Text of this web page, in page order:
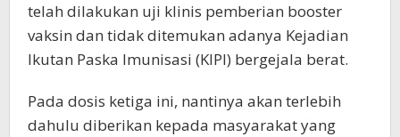
telah dilakukan uji klinis pemberian booster
vaksin dan tidak ditemukan adanya Kejadian
Ikutan Paska Imunisasi (KIPI) bergejala berat.
Pada dosis ketiga ini, nantinya akan terlebih
dahulu diberikan kepada masyarakat yang